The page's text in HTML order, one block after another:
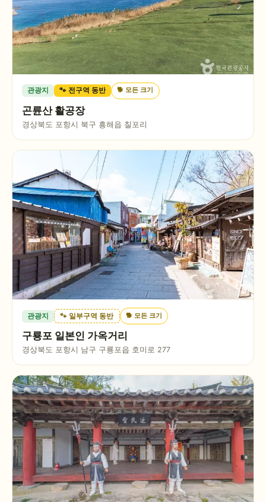
관광지 🐾 전구역 동반 🐕모든 크기
곤륜산 활공장
경상북도 포항시 북구 흥해읍 칠포리
관광지 🐾 일부구역 동반 🐕 모든 크기
구룡포 일본인 가옥거리
경상북도 포항시 남구 구룡포읍 호미로 277